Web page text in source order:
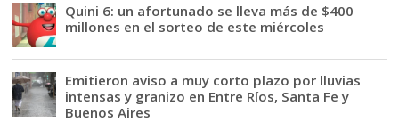
Quini 6: un afortunado se lleva más de $400
millones en el sorteo de este miércoles
Emitieron aviso a muy corto plazo por lluvias
intensas y granizo en Entre Ríos, Santa Fe y
Buenos Aires